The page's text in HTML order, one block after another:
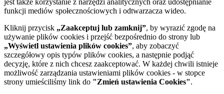
jest także korzystanie z narzędzi analitycznych oraz udostępnianie
funkcji mediów społecznościowych i odtwarzacza wideo.
Kliknij przycisk „Zaakceptuj lub zamknij”, by wyrazić zgodę na
używanie plików cookies i przejść bezpośrednio do strony lub
„Wyświetl ustawienia plików cookies”, aby zobaczyć
szczegółowy opis typów plików cookies, a następnie podjąć
decyzję, które z nich chcesz zaakceptować. W każdej chwili istnieje
możliwość zarządzania ustawieniami plików cookies - w stopce
strony umieściliśmy link do "Zmień ustawienia Cookies".